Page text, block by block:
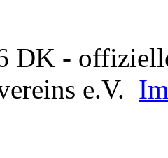
DK -
e.V.